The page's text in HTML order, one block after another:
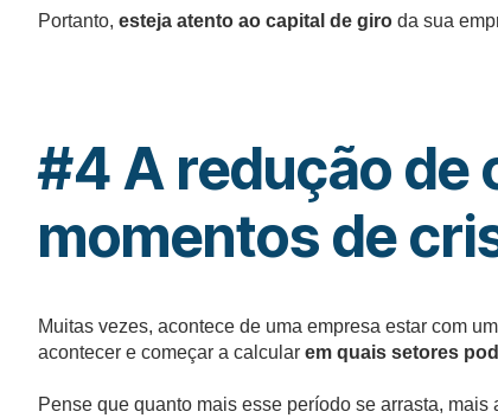
Portanto, esteja atento ao capital de giro da sua
#4 A redução de
momentos de
Muitas vezes, acontece de uma empresa estar com
acontecer e começar a calcular em quais setores
Pense que quanto mais esse período se arrasta,